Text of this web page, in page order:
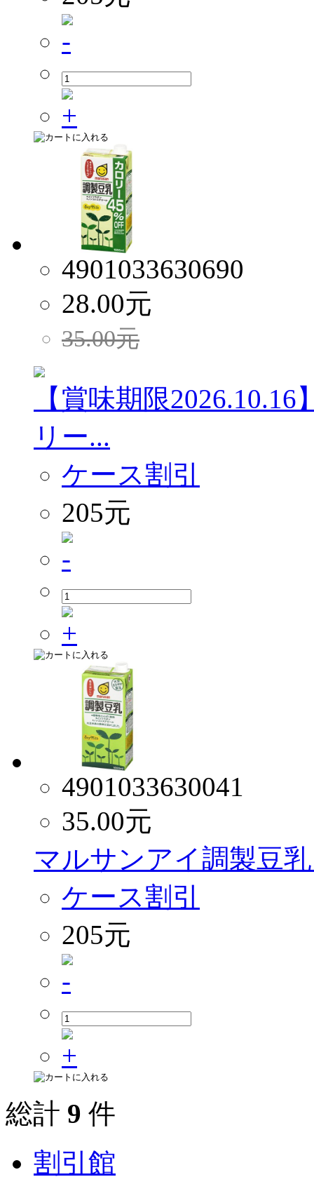
4901033630690
28.00元
35.00元
【賞味期限
リー...
ケース割引
205元
4901033630041
35.00元
マルサンアイ調製豆
ケース割引
205元
総計 9 件
割引館